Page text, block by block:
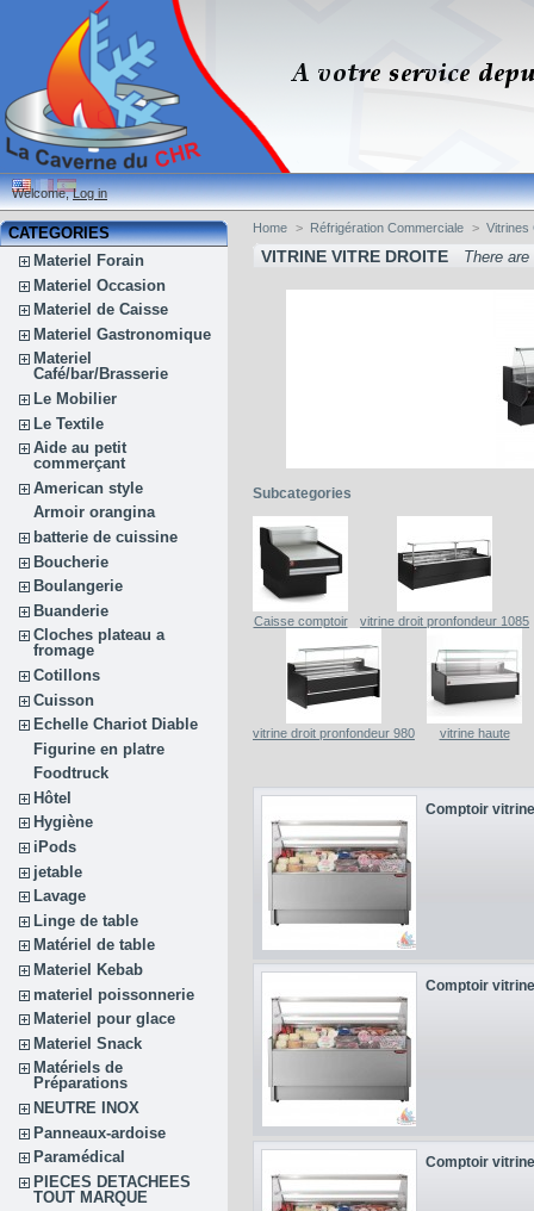
Welcome,Log in
CATEGORIES
Materiel Forain
Materiel Occasion
Materiel de Caisse
Materiel Gastronomique
Materiel
Café/bar/Brasserie
Le Mobilier
Le Textile
Aide au petit
commerçant
American style
Armoir orangina
batterie de cuissine
Boucherie
Boulangerie
Buanderie
Cloches plateau a
fromage
Cotillons
Cuisson
Echelle Chariot Diable
Figurine en platre
Foodtruck
Hôtel
Hygiène
iPods
jetable
Lavage
Linge de table
Matériel de table
Materiel Kebab
materiel poissonnerie
Materiel pour glace
Materiel Snack
Matériels de
Préparations
NEUTRE INOX
Panneaux-ardoise
Paramédical
PIECES DETACHEES
TOUT MARQUE
Home > Réfrigération Commerciale > Vitrines
VITRINE VITRE DROITE There
Subcategories
Caisse comptoir vitrine droit pronfondeur 1085
vitrine droit pronfondeur 980 vitrine haute
Comptoir vitrine
Comptoir vitrine
Comptoir vitrine